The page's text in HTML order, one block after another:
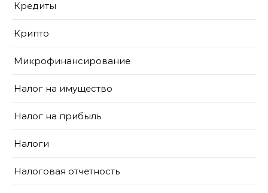
Кредиты
Крипто
Микрофинансирование
Налог на имущество
Налог на прибыль
Налоги
Налоговая отчетность